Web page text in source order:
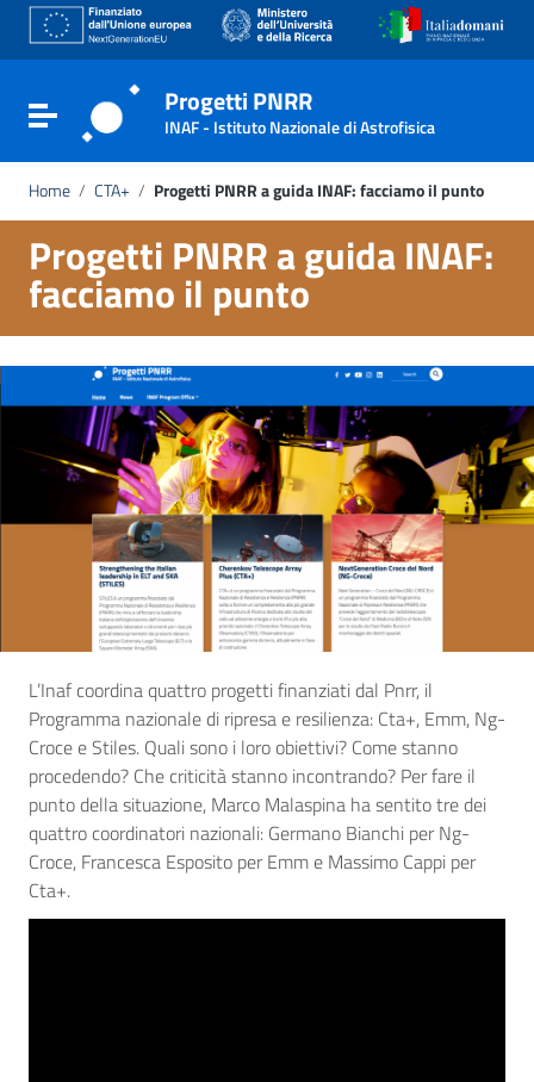
Go to content
Go to the navigation menu
Go to the footer
Toggle navigationProgetti PNRR
INAF - Istituto Nazionale di Astrofisica
Home / CTA+ / Progetti PNRR a guida INAF: facciamo il punto
Progetti PNRR a guida INAF:
facciamo il punto
L’Inaf coordina quattro progetti finanziati dal Pnrr, il
Programma nazionale di ripresa e resilienza: Cta+, Emm, Ng-
Croce e Stiles. Quali sono i loro obiettivi? Come stanno
procedendo? Che criticità stanno incontrando? Per fare il
punto della situazione, Marco Malaspina ha sentito tre dei
quattro coordinatori nazionali: Germano Bianchi per Ng-
Croce, Francesca Esposito per Emm e Massimo Cappi per
Cta+.